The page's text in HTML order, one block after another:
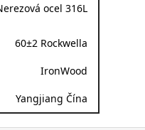
ocel 316L
60±2 Rockwella
IronWood
Yangjiang Čína